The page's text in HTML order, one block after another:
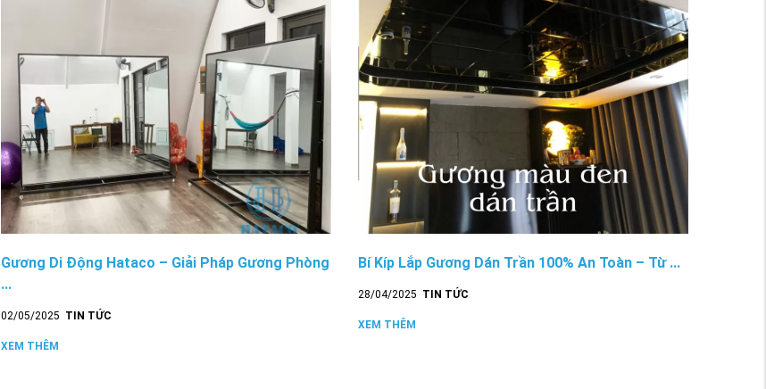
Gương Di Động Hataco – Giải Pháp Gương Phòng
...
02/05/2025 TIN TỨC
XEM THÊM
Bí Kíp Lắp Gương Dán Trần 100% An Toàn – Từ ...
28/04/2025 TIN TỨC
XEM THÊM